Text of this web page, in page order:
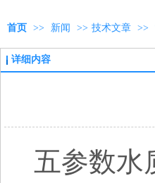
首页 >> 新闻 >> 技术文章 >>
详细内容
五参数水